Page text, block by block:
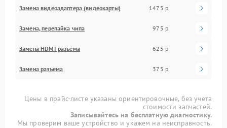
Замена видеоадаптера (видеокарты) 1475 р
Замена, перепайка чипа 975 р
Замена HDMI-разъема 625 р
Замена разъема 375 р
Цены в прайс-листе указаны ориентировочные, без учета
стоимости запчастей.
Записывайтесь на бесплатную диагностику.
Мы проверим ваше устройство и укажем на неисправность.